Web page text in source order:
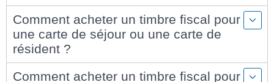
Comment acheter un timbre fiscal pour
une carte de séjour ou une carte de
résident ?
Comment acheter un timbre fiscal pour